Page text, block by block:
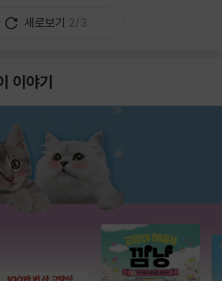
새로보기 2/3
이야기